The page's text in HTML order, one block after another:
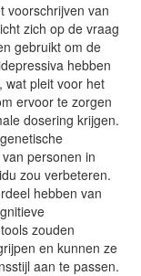
voorschrijven van
zich op de vraag
gebruikt om de
hebben
wat pleit voor het
ervoor te zorgen
dosering krijgen.
personen in
zou verbeteren.
hebben van
zouden
en kunnen ze
aan te passen.